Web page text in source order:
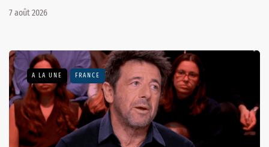
7 août 2026
A LA UNE FRANCE